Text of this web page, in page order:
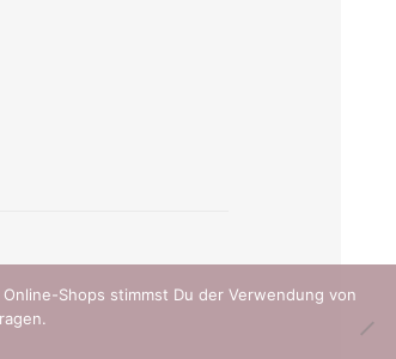
Shops stimmst Du der Verwendung von